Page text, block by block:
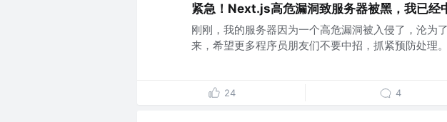
紧急！Next.js高危漏洞致服务器被黑，我已经
刚刚，我的服务器因为一个高危漏洞被入侵了，沦为
来，希望更多程序员朋友们不要中招，抓紧预防处理
24 4